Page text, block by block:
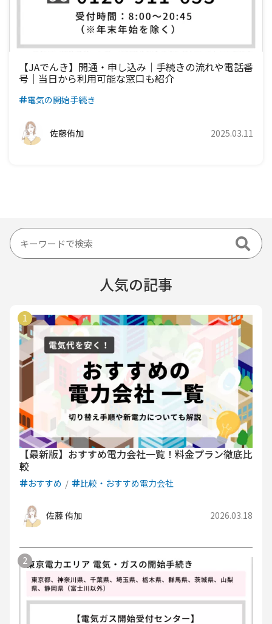
【JAでんき】開通・申し込み｜手続きの流れや電話番
号｜当日から利用可能な窓口も紹介
電気の開始手続き
佐藤侑加 2025.03.11
人気の記事
【最新版】おすすめ電力会社一覧！料金プラン徹底比
較
おすすめ 比較・おすすめ電力会社
佐藤 侑加 2026.03.18